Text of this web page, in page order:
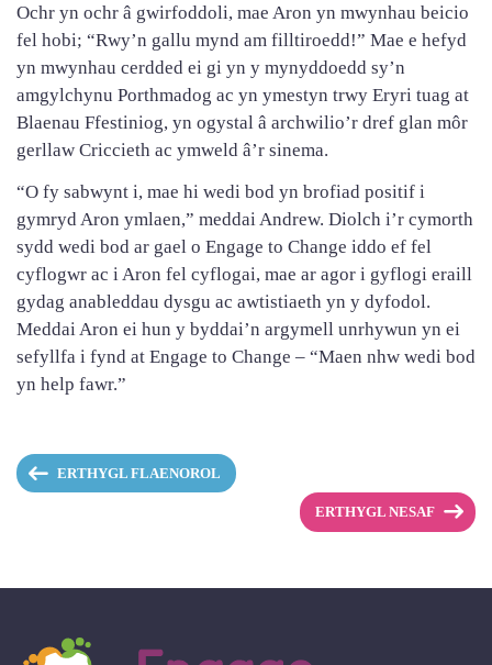
Ochr yn ochr â gwirfoddoli, mae Aron yn mwynhau beicio
fel hobi; “Rwy’n gallu mynd am filltiroedd!” Mae e hefyd
yn mwynhau cerdded ei gi yn y mynyddoedd sy’n
amgylchynu Porthmadog ac yn ymestyn trwy Eryri tuag at
Blaenau Ffestiniog, yn ogystal â archwilio’r dref glan môr
gerllaw Criccieth ac ymweld â’r sinema.
“O fy sabwynt i, mae hi wedi bod yn brofiad positif i
gymryd Aron ymlaen,” meddai Andrew. Diolch i’r cymorth
sydd wedi bod ar gael o Engage to Change iddo ef fel
cyflogwr ac i Aron fel cyflogai, mae ar agor i gyflogi eraill
gydag anableddau dysgu ac awtistiaeth yn y dyfodol.
Meddai Aron ei hun y byddai’n argymell unrhywun yn ei
sefyllfa i fynd at Engage to Change – “Maen nhw wedi bod
yn help fawr.”
ERTHYGL FLAENOROL
ERTHYGL NESAF